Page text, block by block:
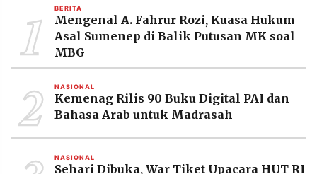
1 BERITA
Mengenal A. Fahrur Rozi, Kuasa Hukum
Asal Sumenep di Balik Putusan MK soal
MBG
2 NASIONAL
Kemenag Rilis 90 Buku Digital PAI dan
Bahasa Arab untuk Madrasah
NASIONAL
Sehari Dibuka, War Tiket Upacara HUT RI